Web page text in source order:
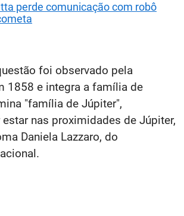
perde comunicação com robô
foi observado pela
1858 e integra a família de
"família de Júpiter",
nas proximidades de Júpiter,
Daniela Lazzaro, do